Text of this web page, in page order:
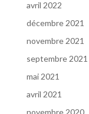
avril 2022
décembre 2021
novembre 2021
septembre 2021
mai 2021
avril 2021
novembre 2020